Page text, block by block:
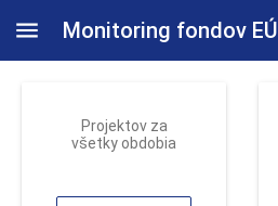
Monitoring fondov EÚ
Projektov za
všetky obdobia